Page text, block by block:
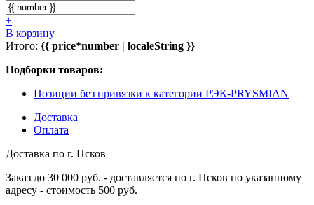
+
В корзину
Итого: {{ price*number | localeString }}
Подборки товаров:
Позиции без привязки к категории РЭК-PRYSMIAN
Доставка
Оплата
Доставка по г. Псков
Заказ до 30 000 руб. - доставляется по г. Псков по указанному
адресу - стоимость 500 руб.